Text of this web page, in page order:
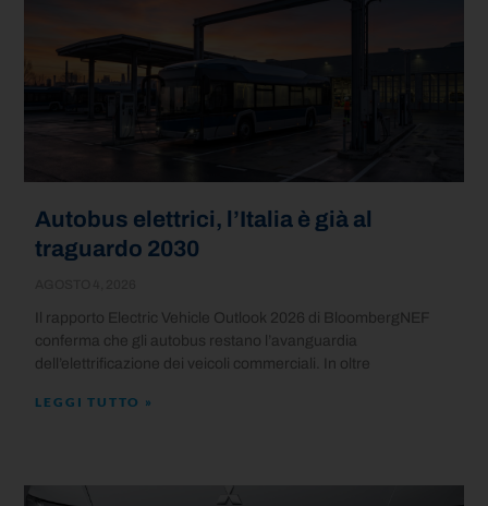
Autobus elettrici, l’Italia è già al
traguardo 2030
Il rapporto Electric Vehicle Outlook 2026 di BloombergNEF
conferma che gli autobus restano l’avanguardia
dell’elettrificazione dei veicoli commerciali. In oltre
LEGGI TUTTO »